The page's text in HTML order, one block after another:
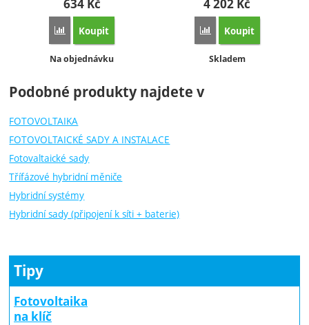
634 Kč
Porovnat
Koupit
Dostupnost:
Na objednávku
4 202 Kč
Porovnat
Koupit
Dostupnost:
Skladem
Podobné produkty najdete v
FOTOVOLTAIKA
FOTOVOLTAICKÉ SADY A INSTALACE
Fotovaltaické sady
Třífázové hybridní měniče
Hybridní systémy
Hybridní sady (připojení k síti + baterie)
Tipy
Fotovoltaika
na klíč